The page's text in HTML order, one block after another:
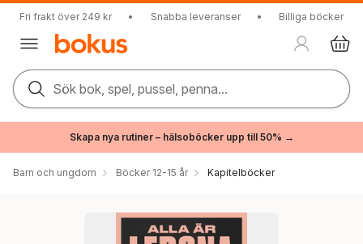
Fri frakt över 249 kr • Snabba leveranser • Billiga böcker
Sök bok, spel, pussel, penna...
Skapa nya rutiner – hälsoböcker upp till 50% →
Barn och ungdom Böcker 12-15 år Kapitelböcker